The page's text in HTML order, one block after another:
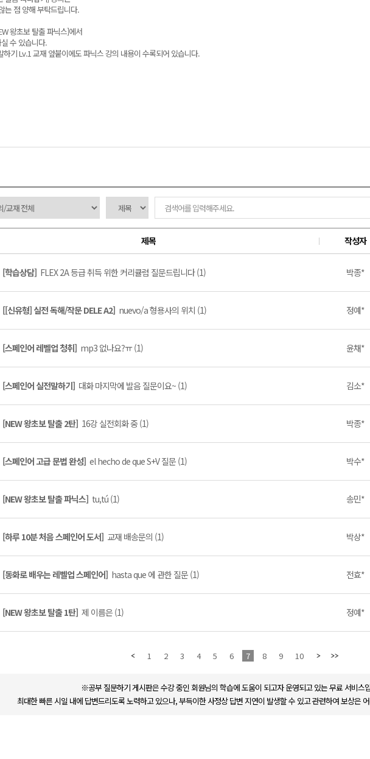
는 점 양해 부탁드립니다.
왕초보 탈출 파닉스]에서
수 있습니다.
기 Lv.1 교재 앞붙이에도 파닉스 강의 내용이 수록되어 있습니다.
제목 작성자
[학습상담] FLEX 2A 등급 취득 위한 커리큘럼 질문드립니다 (1) 박종*
[[신유형] 실전 독해/작문 DELE A2] nuevo/a 형용사의 위치 (1) 정예*
[스페인어 레벨업 청취] mp3 없나요?ㅠ (1) 윤채*
[스페인어 실전말하기] 대화 마지막에 발음 질문이요~ (1) 김소*
[NEW 왕초보 탈출 2탄] 16강 실전회화 중 (1) 박종*
[스페인어 고급 문법 완성] el hecho de que S+V 질문 (1) 박수*
[NEW 왕초보 탈출 파닉스] tu,tú (1) 송민*
[하루 10분 처음 스페인어 도서] 교재 배송문의 (1) 박상*
[동화로 배우는 레벨업 스페인어] hasta que 에 관한 질문 (1) 전효*
[NEW 왕초보 탈출 1탄] 제 이름은 (1) 정예*
1 2 3 4 5 6 7 8 9 10
※공부 질문하기 게시판은 수강 중인 회원님의 학습에 도움이 되고자 운영되고 있는 무료 서비스
최대한 빠른 시일 내에 답변드리도록 노력하고 있으나, 부득이한 사정상 답변 지연이 발생할 수 있고 관련하여 보상은